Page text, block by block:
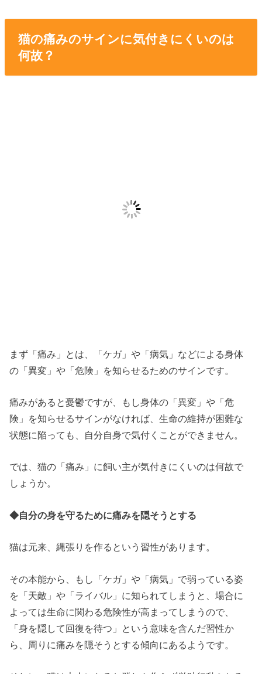
猫の痛みのサインに気付きにくいのは
何故？
まず「痛み」とは、「ケガ」や「病気」などによる身体
の「異変」や「危険」を知らせるためのサインです。
痛みがあると憂鬱ですが、もし身体の「異変」や「危
険」を知らせるサインがなければ、生命の維持が困難な
状態に陥っても、自分自身で気付くことができません。
では、猫の「痛み」に飼い主が気付きにくいのは何故で
しょうか。
◆自分の身を守るために痛みを隠そうとする
猫は元来、縄張りを作るという習性があります。
その本能から、もし「ケガ」や「病気」で弱っている姿
を「天敵」や「ライバル」に知られてしまうと、場合に
よっては生命に関わる危険性が高まってしまうので、
「身を隠して回復を待つ」という意味を含んだ習性か
ら、周りに痛みを隠そうとする傾向にあるようです。